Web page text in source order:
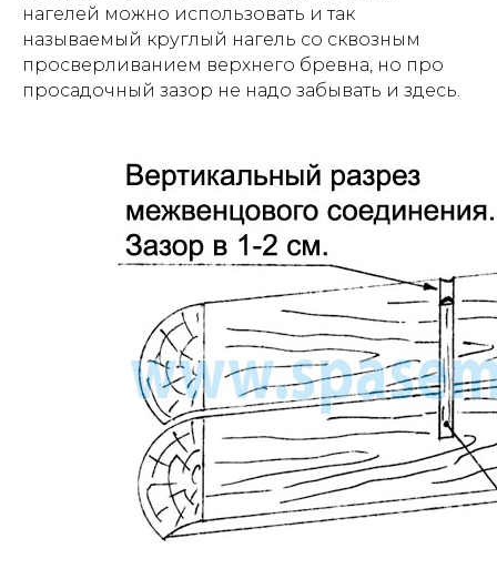
нагелей можно использовать и так
называемый круглый нагель со сквозным
просверливанием верхнего бревна, но про
просадочный зазор не надо забывать и здесь.